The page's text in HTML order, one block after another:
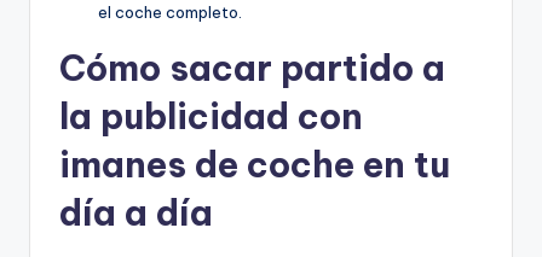
el coche completo.
Cómo sacar partido a
la publicidad con
imanes de coche en tu
día a día